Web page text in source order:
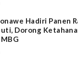
Hadiri Panen
Dorong